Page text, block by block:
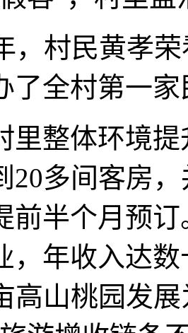
村民黄孝荣
了全村第一家
整体环境提
20多间客房
前半个月预
，年收入达
高山桃园发